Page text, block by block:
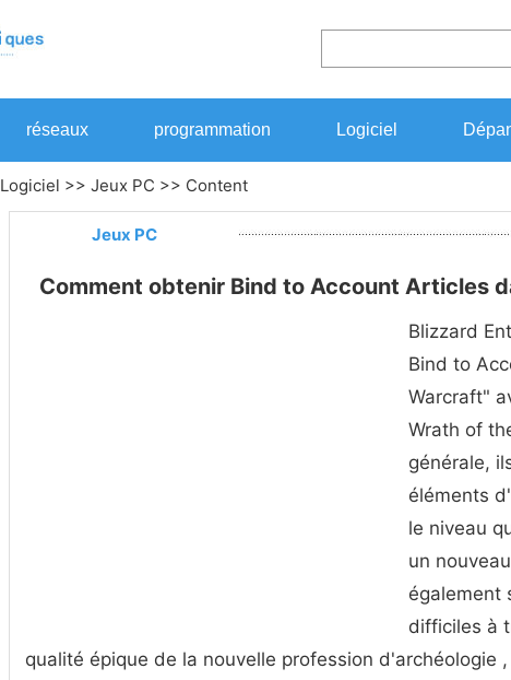
réseaux programmation Logiciel
Logiciel >> Jeux PC >> Content
Jeux PC
Comment obtenir Bind to Account Articles
Blizzard
Bind to
Warcraft"
Wrath of
générale,
éléments
le niveau
un
également
difficiles à
qualité épique de la nouvelle profession d'archéologie